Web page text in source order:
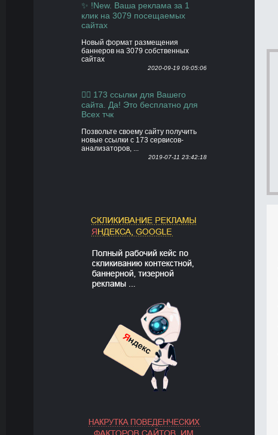
✨ !New. Ваша реклама за 1
клик на 3079 посещаемых
сайтах
Новый формат размещения
баннеров на 3079 собственных
сайтах
2020-09-19 09:05:06
👍🏻 173 ссылки для Вашего
сайта. Да! Это бесплатно для
Всех тчк
Позвольте своему сайту получить
новые ссылки с 173 сервисов-
анализаторов, ...
2019-07-11 23:42:18